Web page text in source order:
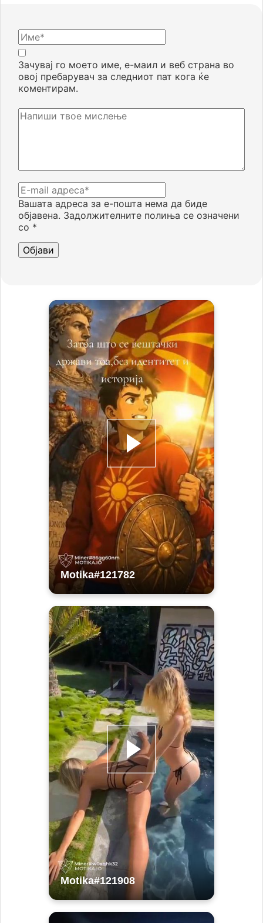
Вашата адреса за е-пошта нема да биде
објавена. Задолжителните полиња се означени
со *
Зачувај го моето име, е-маил и веб страна во
овој пребарувач за следниот пат кога ќе
коментирам.